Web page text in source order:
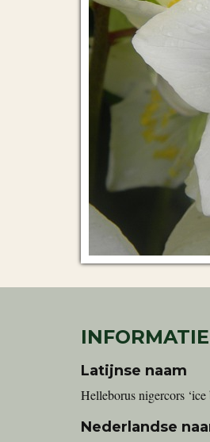
INFORMATIE
Latijnse naam
Helleborus nigercors ‘ice
Nederlandse